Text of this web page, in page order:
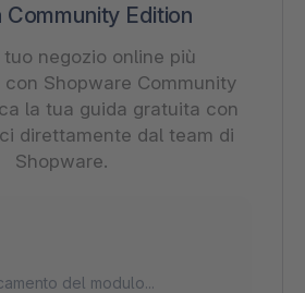
Community Edition
negozio online più
Shopware Community
la tua guida gratuita con
direttamente dal team di
Shopware.
del modulo...